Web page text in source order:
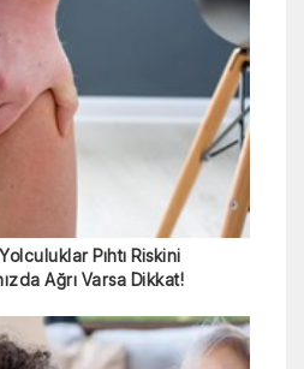
Pıhtı Riskini
Ağrı Varsa Dikkat!